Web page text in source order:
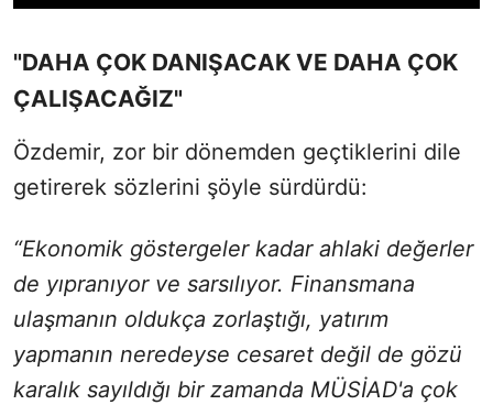
"DAHA ÇOK DANIŞACAK VE DAHA ÇOK
ÇALIŞACAĞIZ"
Özdemir, zor bir dönemden geçtiklerini dile
getirerek sözlerini şöyle sürdürdü:
“Ekonomik göstergeler kadar ahlaki değerler
de yıpranıyor ve sarsılıyor. Finansmana
ulaşmanın oldukça zorlaştığı, yatırım
yapmanın neredeyse cesaret değil de gözü
karalık sayıldığı bir zamanda MÜSİAD'a çok